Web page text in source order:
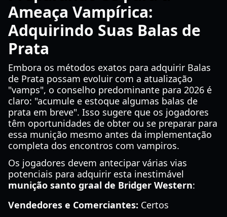
Ameaça Vampírica:
Adquirindo Suas Balas de
Prata
Embora os métodos exatos para adquirir Balas
de Prata possam evoluir com a atualização
"vamps", o conselho predominante para 2026 é
claro: "acumule e estoque algumas balas de
prata em breve". Isso sugere que os jogadores
têm oportunidades de obter ou se preparar para
essa munição mesmo antes da implementação
completa dos encontros com vampiros.
Os jogadores devem antecipar várias vias
potenciais para adquirir esta inestimável
munição santo graal de Bridger Western:
Vendedores e Comerciantes: Certos